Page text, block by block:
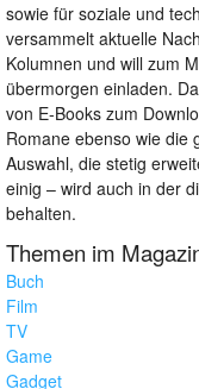
sowie für soziale und
versammelt aktuelle
Kolumnen und will zum
übermorgen einladen.
von E-Books zum
Romane ebenso wie die
Auswahl, die stetig
einig – wird auch in der
behalten.
Themen im
Buch
Film
TV
Game
Gadget